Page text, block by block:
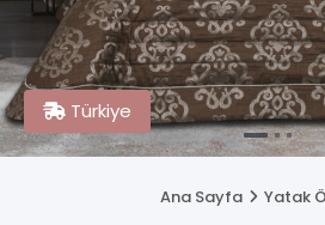
Türkiye
Ana Sayfa Yatak